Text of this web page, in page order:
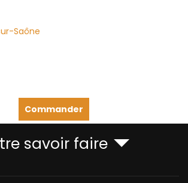
Saône
Commander
savoir faire